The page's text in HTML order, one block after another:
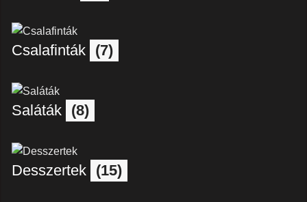
Csalafinták (7)
Saláták (8)
Desszertek (15)